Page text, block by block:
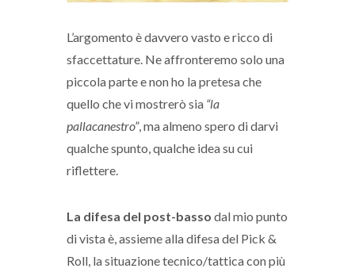
L’argomento è davvero vasto e ricco di
sfaccettature. Ne affronteremo solo una
piccola parte e non ho la pretesa che
quello che vi mostrerò sia “la
pallacanestro”, ma almeno spero di darvi
qualche spunto, qualche idea su cui
riflettere.
La difesa del post-basso dal mio punto
di vista è, assieme alla difesa del Pick &
Roll, la situazione tecnico/tattica con più